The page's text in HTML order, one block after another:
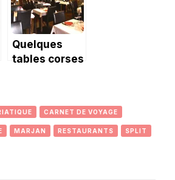
Quelques
tables corses
CARNET DE VOYAGE
MARJAN RESTAURANTS SPLIT